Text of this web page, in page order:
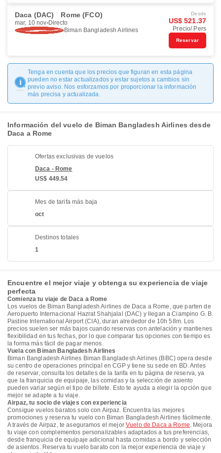
Daca (DAC) Rome (FCO)
mar, 10 nov Directo
Biman Bangladesh Airlines
Desde
US$ 521.37
Precio/ Pers
Reservar
Tenga en cuenta que los precios que figuran en esta página
pueden no estar actualizados y estar sujetos a cambios sin
previo aviso. Nos esforzamos por proporcionar la información
más precisa y actualizada.
Información del vuelo de Biman Bangladesh Airlines desde
Daca a Rome
Ofertas exclusivas de vuelos
Daca - Rome
US$ 449.54
Mes de tarifa más baja
oct
Destinos totales
1
Encuentre el mejor viaje y obtenga su experiencia de viaje
perfecta
Comienza tu viaje de Daca a Rome
Los vuelos de Biman Bangladesh Airlines de Daca a Rome, que parten de
Aeropuerto Internacional Hazrat Shahjalal (DAC) y llegan a Ciampino G. B.
Pastine International Airport (CIA), duran alrededor de 10h 58m. Los
precios suelen ser más bajos cuando reservas con antelación y mantienes
flexibilidad en tus fechas, por lo que comparar tus opciones con tiempo es
la forma más fácil de pagar menos.
Vuela con Biman Bangladesh Airlines
Biman Bangladesh Airlines Biman Bangladesh Airlines (BBC) opera desde
su centro de operaciones principal en CGP y tiene su sede en BD. Antes
de reservar, consulta los detalles de la tarifa en tu página de reserva, ya
que la franquicia de equipaje, las comidas y la selección de asiento
pueden variar según el tipo de billete. Esto te ayuda a elegir la opción que
mejor se adapte a tu viaje.
Airpaz, tu socio de viajes con experiencia
Consigue vuelos baratos solo con Airpaz. Encuentra las mejores
promociones y reserva tu vuelo con Biman Bangladesh Airlines fácilmente.
A través de Airpaz, te aseguramos el mejorVuelo de Daca a Rome. Mejora
tu viaje con complementos personalizables adaptados a tus preferencias,
desde franquicia de equipaje adicional hasta comidas a bordo y selección
de asientos. Reserva tu vuelo barato con la mejor experiencia de viaje y